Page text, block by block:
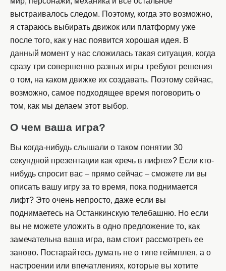
выстраивалось следом. Поэтому, когда это возможно,
я стараюсь выбирать движок или платформу уже
после того, как у нас появится хорошая идея. В
данный момент у нас сложилась такая ситуация, когда
сразу три совершенно разных игры требуют решения
о том, на каком движке их создавать. Поэтому сейчас,
возможно, самое подходящее время поговорить о
том, как мы делаем этот выбор.
О чем ваша игра?
Вы когда-нибудь слышали о таком понятии 30
секундной презентации как «речь в лифте»? Если кто-
нибудь спросит вас – прямо сейчас – сможете ли вы
описать вашу игру за то время, пока поднимается
лифт? Это очень непросто, даже если вы
поднимаетесь на Останкинскую телебашню. Но если
вы не можете уложить в одно предложение то, как
замечательна ваша игра, вам стоит рассмотреть ее
заново. Постарайтесь думать не о типе геймплея, а о
настроении или впечатлениях, которые вы хотите